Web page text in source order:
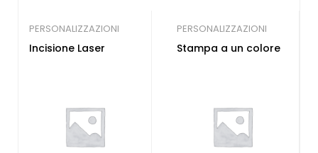
PERSONALIZZAZIONI
Incisione Laser
PERSONALIZZAZIONI
Stampa a un colore